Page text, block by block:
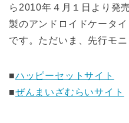
ら2010年４月１日より発
製のアンドロイドケータ
です。ただいま、先行モニ
■ハッピーセットサイト
■ぜんまいざむらいサイト